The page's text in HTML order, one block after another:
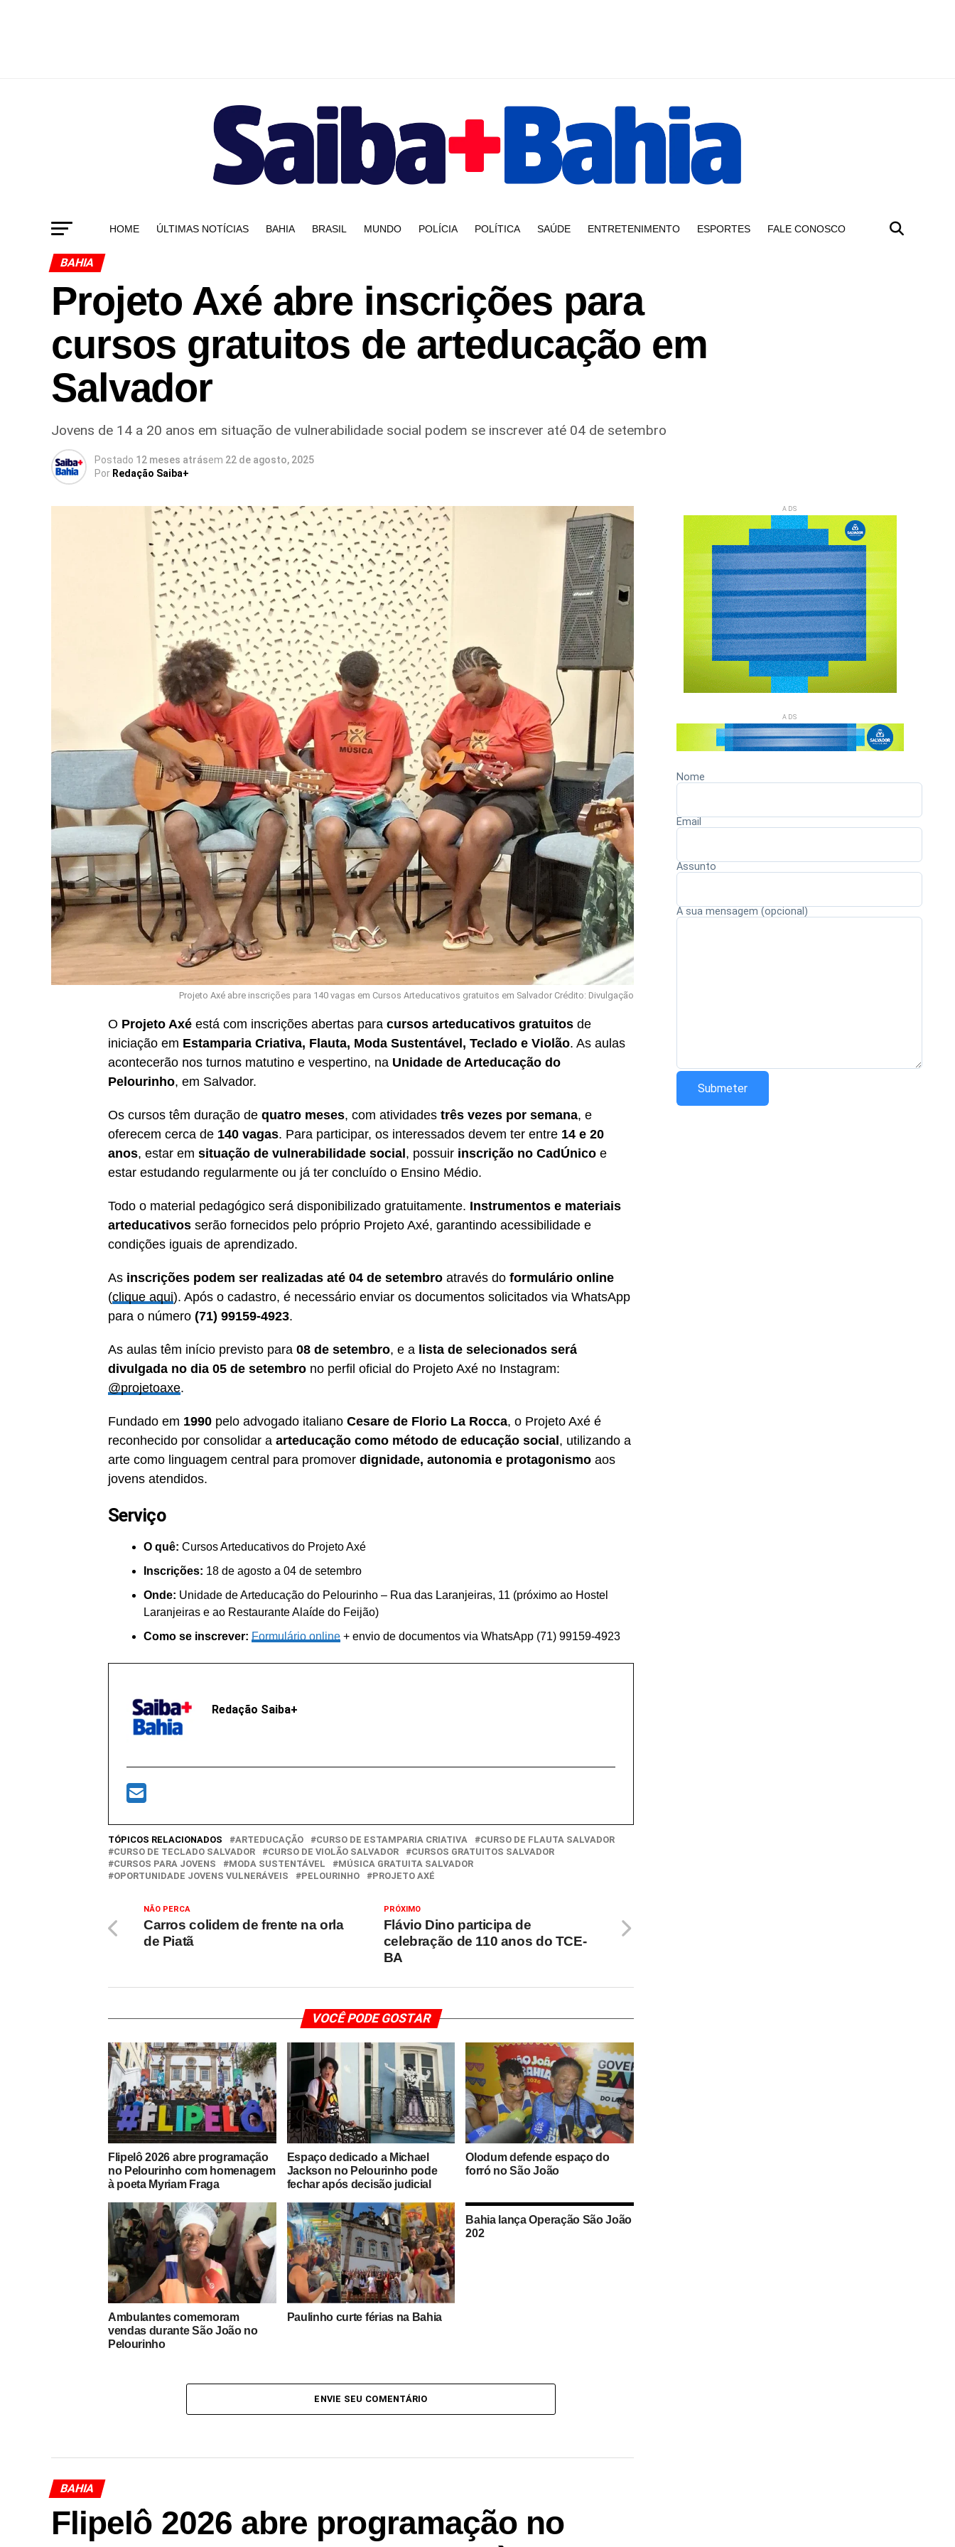
HOME ÚLTIMAS NOTÍCIAS BAHIA BRASIL MUNDO POLÍCIA POLÍTICA SAÚDE ENTRETENIMENTO ESPORTES FALE CONOSCO
BAHIA
Projeto Axé abre inscrições para
cursos gratuitos de arteducação em
Salvador
Jovens de 14 a 20 anos em situação de vulnerabilidade social podem se inscrever até 04 de setembro
Postado 12 meses atrásem 22 de agosto, 2025
Por Redação Saiba+
Projeto Axé abre inscrições para 140 vagas em Cursos Arteducativos gratuitos em Salvador Crédito: Divulgação
O Projeto Axé está com inscrições abertas para cursos arteducativos gratuitos de
iniciação em Estamparia Criativa, Flauta, Moda Sustentável, Teclado e Violão. As aulas
acontecerão nos turnos matutino e vespertino, na Unidade de Arteducação do
Pelourinho, em Salvador.
Os cursos têm duração de quatro meses, com atividades três vezes por semana, e
oferecem cerca de 140 vagas. Para participar, os interessados devem ter entre 14 e 20
anos, estar em situação de vulnerabilidade social , possuir inscrição no CadÚnico e
estar estudando regularmente ou já ter concluído o Ensino Médio.
Todo o material pedagógico será disponibilizado gratuitamente. Instrumentos e materiais
arteducativos serão fornecidos pelo próprio Projeto Axé, garantindo acessibilidade e
condições iguais de aprendizado.
As inscrições podem ser realizadas até 04 de setembro através do formulário online
(clique aqui). Após o cadastro, é necessário enviar os documentos solicitados via WhatsApp
para o número (71) 99159-4923.
As aulas têm início previsto para 08 de setembro, e a lista de selecionados será
divulgada no dia 05 de setembro no perfil oficial do Projeto Axé no Instagram:
@projetoaxe.
Fundado em 1990 pelo advogado italiano Cesare de Florio La Rocca, o Projeto Axé é
reconhecido por consolidar a arteducação como método de educação social , utilizando a
arte como linguagem central para promover dignidade, autonomia e protagonismo aos
jovens atendidos.
Serviço
O quê: Cursos Arteducativos do Projeto Axé
Inscrições: 18 de agosto a 04 de setembro
Onde: Unidade de Arteducação do Pelourinho – Rua das Laranjeiras, 11 (próximo ao Hostel
Laranjeiras e ao Restaurante Alaíde do Feijão)
Como se inscrever: Formulário online + envio de documentos via WhatsApp (71) 99159-4923
Redação Saiba+
TÓPICOS RELACIONADOS ARTEDUCAÇÃO CURSO DE ESTAMPARIA CRIATIVA
CURSO DE FLAUTA SALVADOR
CURSO DE TECLADO SALVADOR
CURSO DE VIOLÃO SALVADOR
CURSOS GRATUITOS SALVADOR
CURSOS PARA JOVENS
MODA SUSTENTÁVEL
MÚSICA GRATUITA SALVADOR
OPORTUNIDADE JOVENS VULNERÁVEIS
PELOURINHO PROJETO AXÉ
PRÓXIMO
Flávio Dino participa de
celebração de 110 anos do TCE-
BA
NÃO PERCA
Carros colidem de frente na orla
de Piatã
VOCÊ PODE GOSTAR
Flipelô 2026 abre programação
no Pelourinho com homenagem
à poeta Myriam Fraga
Espaço dedicado a Michael
Jackson no Pelourinho pode
fechar após decisão judicial
Olodum defende espaço do
forró no São João
Ambulantes comemoram
vendas durante São João no
Pelourinho
Paulinho curte férias na Bahia
Bahia lança Operação São João
202
ENVIE SEU COMENTÁRIO
BAHIA
Flipelô 2026 abre programação no
ADS
ADS
Nome
Email
Assunto
A sua mensagem (opcional)